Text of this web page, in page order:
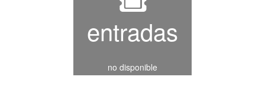
entradas
no disponible